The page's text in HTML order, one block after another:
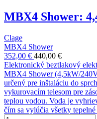
MBX4 Shower:
Clage
MBX4 Shower
352,00 € 440,00 €
Elektronický beztlakový
MBX4 Shower (4,5kW/
určený pre inštaláciu do
vykurovacím telesom pre
teplou vodou. Voda je
čím sa vylúčia všetky tepelné